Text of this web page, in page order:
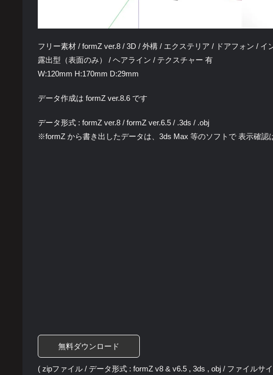
フリー素材 / formZ ver.8 / 3D / 外構 / エクステリア / ドアフォン /
露出型（表面のみ） / ヘアライン / テクスチャー 有
W:120mm H:170mm D:29mm
データ作成は formZ ver.8.6 です
データ形式 : formZ ver.8 / formZ ver.6.5 / .3ds / .obj
※formZ から書き出したデータは、3ds Max 等のソフトで 表示確認
無料ダウンロード
( zipファイル / データ形式 : formZ v8 & v6.5 , 3ds , obj / ファイルサ